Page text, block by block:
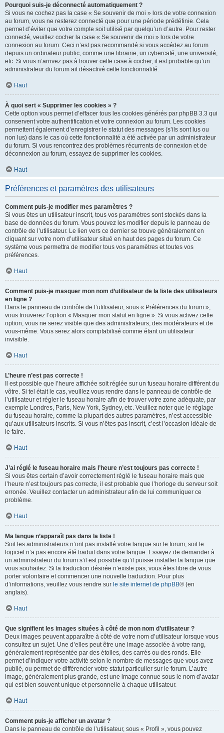
Pourquoi suis-je déconnecté automatiquement ?
Si vous ne cochez pas la case « Se souvenir de moi » lors de votre connexion
au forum, vous ne resterez connecté que pour une période prédéfinie. Cela
permet d’éviter que votre compte soit utilisé par quelqu’un d’autre. Pour rester
connecté, veuillez cocher la case « Se souvenir de moi » lors de votre
connexion au forum. Ceci n’est pas recommandé si vous accédez au forum
depuis un ordinateur public, comme une librairie, un cybercafé, une université,
etc. Si vous n’arrivez pas à trouver cette case à cocher, il est probable qu’un
administrateur du forum ait désactivé cette fonctionnalité.
Haut
À quoi sert « Supprimer les cookies » ?
Cette option vous permet d’effacer tous les cookies générés par phpBB 3.3 qui
conservent votre authentification et votre connexion au forum. Les cookies
permettent également d’enregistrer le statut des messages (s’ils sont lus ou
non lus) dans le cas où cette fonctionnalité a été activée par un administrateur
du forum. Si vous rencontrez des problèmes récurrents de connexion et de
déconnexion au forum, essayez de supprimer les cookies.
Haut
Préférences et paramètres des utilisateurs
Comment puis-je modifier mes paramètres ?
Si vous êtes un utilisateur inscrit, tous vos paramètres sont stockés dans la
base de données du forum. Vous pouvez les modifier depuis le panneau de
contrôle de l’utilisateur. Le lien vers ce dernier se trouve généralement en
cliquant sur votre nom d’utilisateur situé en haut des pages du forum. Ce
système vous permettra de modifier tous vos paramètres et toutes vos
préférences.
Haut
Comment puis-je masquer mon nom d’utilisateur de la liste des utilisateurs
en ligne ?
Dans le panneau de contrôle de l’utilisateur, sous « Préférences du forum »,
vous trouverez l’option « Masquer mon statut en ligne ». Si vous activez cette
option, vous ne serez visible que des administrateurs, des modérateurs et de
vous-même. Vous serez alors comptabilisé comme étant un utilisateur
invisible.
Haut
L’heure n’est pas correcte !
Il est possible que l’heure affichée soit réglée sur un fuseau horaire différent du
vôtre. Si tel était le cas, veuillez vous rendre dans le panneau de contrôle de
l’utilisateur et régler le fuseau horaire afin de trouver votre zone adéquate, par
exemple Londres, Paris, New York, Sydney, etc. Veuillez noter que le réglage
du fuseau horaire, comme la plupart des autres paramètres, n’est accessible
qu’aux utilisateurs inscrits. Si vous n’êtes pas inscrit, c’est l’occasion idéale de
le faire.
Haut
J’ai réglé le fuseau horaire mais l’heure n’est toujours pas correcte !
Si vous êtes certain d’avoir correctement réglé le fuseau horaire mais que
l’heure n’est toujours pas correcte, il est probable que l’horloge du serveur soit
erronée. Veuillez contacter un administrateur afin de lui communiquer ce
problème.
Haut
Ma langue n’apparaît pas dans la liste !
Soit les administrateurs n’ont pas installé votre langue sur le forum, soit le
logiciel n’a pas encore été traduit dans votre langue. Essayez de demander à
un administrateur du forum s’il est possible qu’il puisse installer la langue que
vous souhaitez. Si la traduction désirée n’existe pas, vous êtes libre de vous
porter volontaire et commencer une nouvelle traduction. Pour plus
d’informations, veuillez vous rendre sur le site internet de phpBB® (en
anglais).
Haut
Que signifient les images situées à côté de mon nom d’utilisateur ?
Deux images peuvent apparaître à côté de votre nom d’utilisateur lorsque vous
consultez un sujet. Une d’elles peut être une image associée à votre rang,
généralement représentée par des étoiles, des carrés ou des ronds. Elle
permet d’indiquer votre activité selon le nombre de messages que vous avez
publié, ou permet de différencier votre statut particulier sur le forum. L’autre
image, généralement plus grande, est une image connue sous le nom d’avatar
qui est bien souvent unique et personnelle à chaque utilisateur.
Haut
Comment puis-je afficher un avatar ?
Dans le panneau de contrôle de l’utilisateur, sous « Profil », vous pouvez